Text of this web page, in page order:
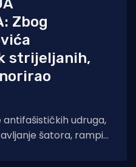
Zbog
strijeljanih,
antifašističkih udruga,
šatora, rampi i